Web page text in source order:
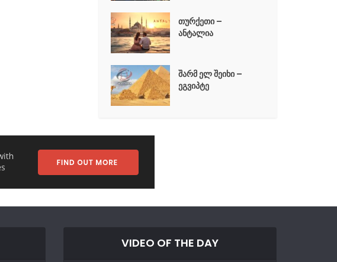
თურქეთი –
ანტალია
შარმ ელ შეიხი –
ეგვიპტე
VIDEO OF THE DAY